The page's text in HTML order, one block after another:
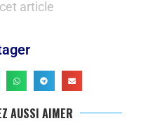
article
AUSSI AIMER